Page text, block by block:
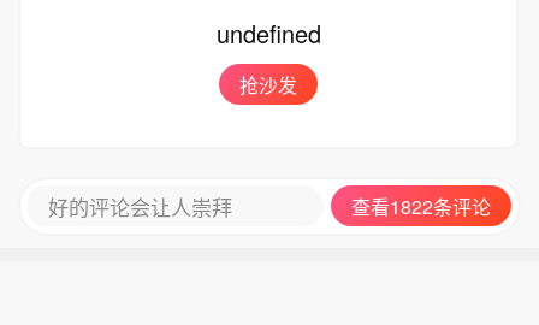
undefined
抢沙发
好的评论会让人崇拜 查看1822条评论